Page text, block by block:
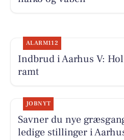
ALARM112
Indbrud i Aarhus V:
ramt
JOBNYT
Savner du nye
ledige stillinger i